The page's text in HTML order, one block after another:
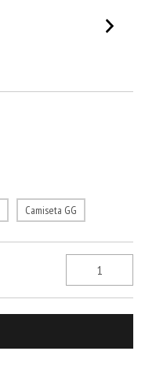
Camiseta GG